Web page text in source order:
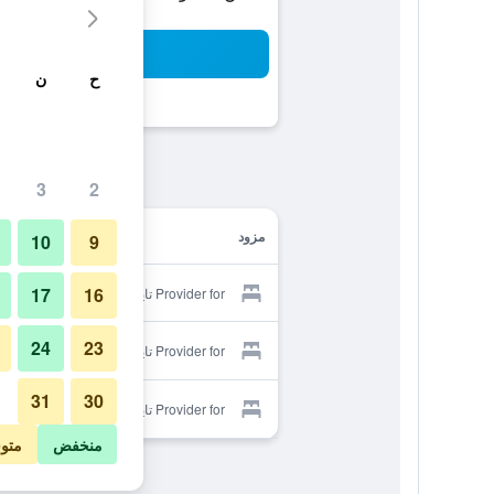
مزود
Provider for تاينان إيتيشيالي لايف
Provider for تاينان إيتيشيالي لايف
Provider for تاينان إيتيشيالي لايف
ح ن
2
3
9
10
16
17
23
24
30
31
منخفض